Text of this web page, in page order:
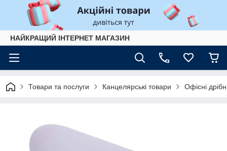
НАЙКРАЩИЙ ІНТЕРНЕТ МАГАЗИН
Товари та послуги Канцелярські товари Офісні